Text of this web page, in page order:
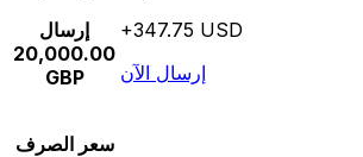
إرسال
20,000.00
GBP
+347.75 USD
إرسال الآن
سعر الصرف